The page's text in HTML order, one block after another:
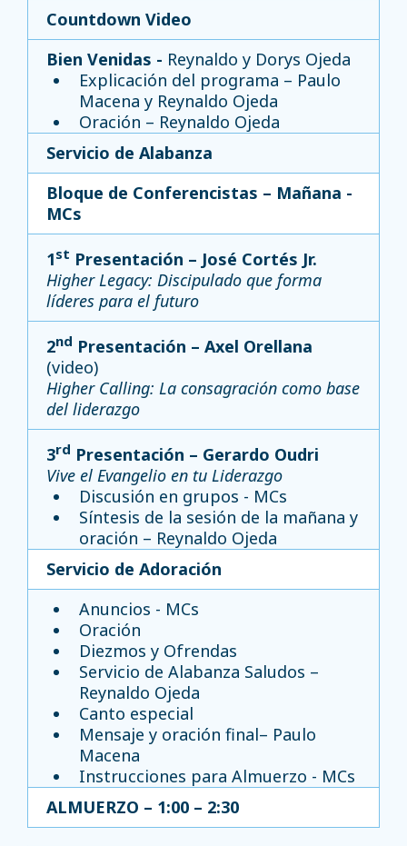
Countdown Video
Bien Venidas - Reynaldo y Dorys Ojeda
Explicación del programa – Paulo
Macena y Reynaldo Ojeda
Oración – Reynaldo Ojeda
Servicio de Alabanza
Bloque de Conferencistas – Mañana -
MCs
1st Presentación – José Cortés Jr.
Higher Legacy: Discipulado que forma
líderes para el futuro
2nd Presentación – Axel Orellana
(video)
Higher Calling: La consagración como base
del liderazgo
3rd Presentación – Gerardo Oudri
Vive el Evangelio en tu Liderazgo
Discusión en grupos - MCs
Síntesis de la sesión de la mañana y
oración – Reynaldo Ojeda
Servicio de Adoración
Anuncios - MCs
Oración
Diezmos y Ofrendas
Servicio de Alabanza Saludos –
Reynaldo Ojeda
Canto especial
Mensaje y oración final– Paulo
Macena
Instrucciones para Almuerzo - MCs
ALMUERZO – 1:00 – 2:30